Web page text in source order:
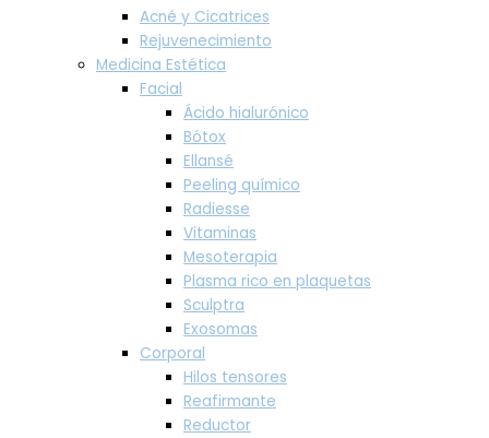
Acné y Cicatrices
Rejuvenecimiento
Medicina Estética
Facial
Ácido hialurónico
Bótox
Ellansé
Peeling químico
Radiesse
Vitaminas
Mesoterapia
Plasma rico en plaquetas
Sculptra
Exosomas
Corporal
Hilos tensores
Reafirmante
Reductor